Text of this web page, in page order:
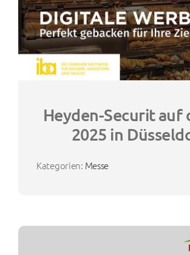
Heyden-Securit auf
2025 in
Kategorien: Messe